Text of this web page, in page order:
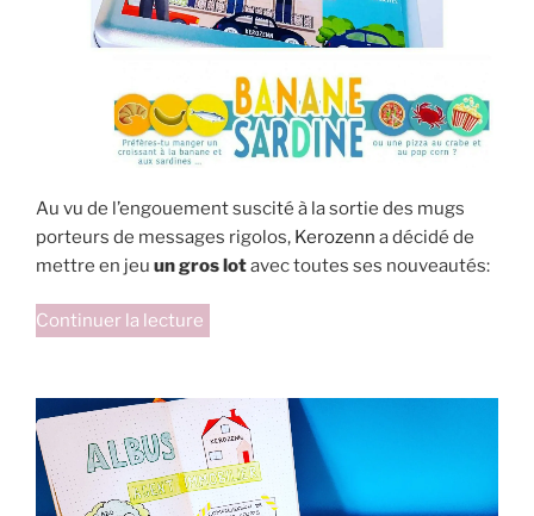
Au vu de l’engouement suscité à la sortie des mugs
porteurs de messages rigolos, Kerozenn a décidé de
mettre en jeu un gros lotavec toutes ses nouveautés:
Continuer la lecture
lot
Kerozenn
à
gagner! »